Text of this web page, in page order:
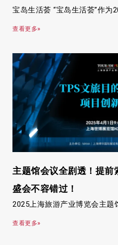
宝岛生活荟 “宝岛生活荟”作为
查看更多»
主题馆会议全剧透！提前
盛会不容错过！
2025上海旅游产业博览会主题
查看更多»